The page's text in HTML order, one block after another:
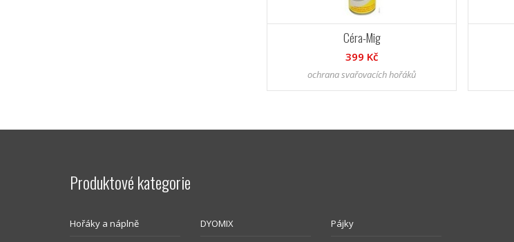
Céra-Mig
399 Kč
ochrana svařovacích hořáků
Produktové kategorie
Hořáky a náplně DYOMIX Pájky